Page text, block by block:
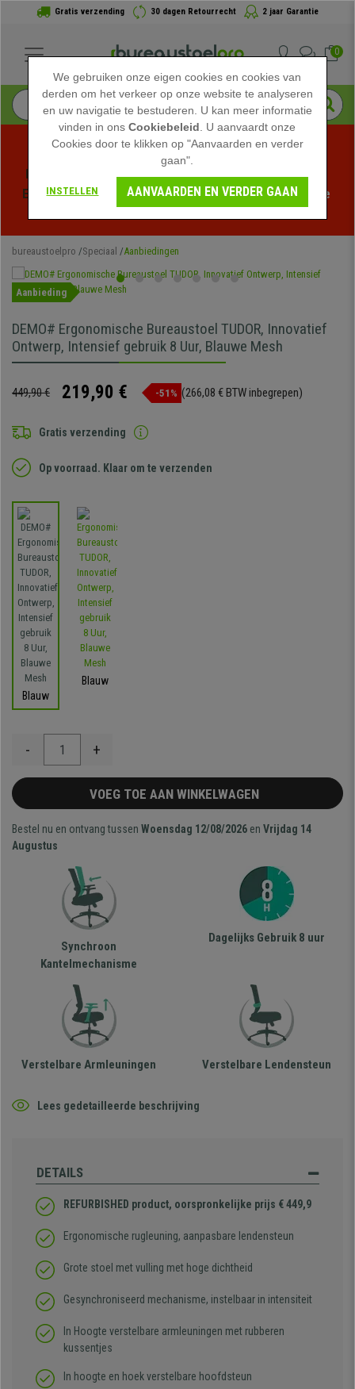
Gratis verzending 30 dagen Retourrecht 2 jaar Garantie
0
Profiteer van de Zomeruitverkoop bij bureaustoelpro!
Exclusieve kortingen voor een beperkte tijd - Bekijk de
bureaustoelpro Speciaal Aanbiedingen
Aanbieding
DEMO# Ergonomische Bureaustoel TUDOR, Innovatief
Ontwerp, Intensief gebruik 8 Uur, Blauwe Mesh
449,90 € 219,90 € -51% (266,08 € BTW inbegrepen)
Gratis verzending
Op voorraad. Klaar om te verzenden
Blauw
Blauw
- +
VOEG TOE AAN WINKELWAGEN
Bestel nu en ontvang tussen Woensdag 12/08/2026 en Vrijdag 14
Augustus
Synchroon
Kantelmechanisme
Dagelijks Gebruik 8 uur
Verstelbare Armleuningen Verstelbare Lendensteun
Lees gedetailleerde beschrijving
DETAILS
REFURBISHED product, oorspronkelijke prijs € 449,9
Ergonomische rugleuning, aanpasbare lendensteun
Grote stoel met vulling met hoge dichtheid
Gesynchroniseerd mechanisme, instelbaar in intensiteit
In Hoogte verstelbare armleuningen met rubberen
kussentjes
In hoogte en hoek verstelbare hoofdsteun
We gebruiken onze eigen cookies en cookies van
derden om het verkeer op onze website te analyseren
en uw navigatie te bestuderen. U kan meer informatie
vinden in onsCookiebeleid . U aanvaardt onze
Cookies door te klikken op "Aanvaarden en verder
gaan".
INSTELLEN AANVAARDEN EN VERDER GAAN